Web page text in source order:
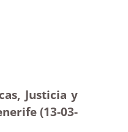
Justicia y
(13-03-